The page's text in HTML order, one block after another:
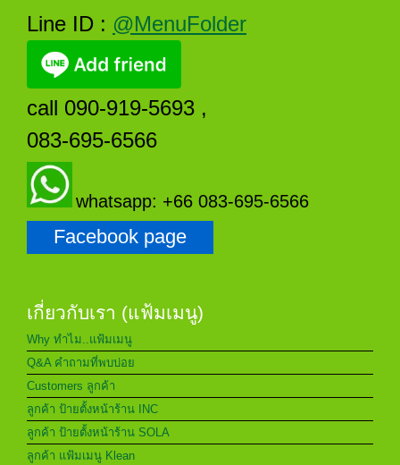
Line ID : @MenuFolder
call 090-919-5693 ,
083-695-6566
whatsapp: +66 083-695-6566
Facebook page
เกี่ยวกับเรา (แฟ้มเมนู)
Why ทำไม..แฟ้มเมนู
Q&A คำถามที่พบบ่อย
Customers ลูกค้า
ลูกค้า ป้ายตั้งหน้าร้าน INC
ลูกค้า ป้ายตั้งหน้าร้าน SOLA
ลูกค้า แฟ้มเมนู Klean